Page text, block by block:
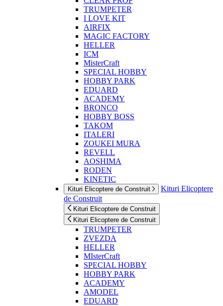
TRUMPETER
I LOVE KIT
AIRFIX
MAGIC FACTORY
HELLER
ICM
MisterCraft
SPECIAL HOBBY
HOBBY PARK
EDUARD
ACADEMY
BRONCO
HOBBY BOSS
TAKOM
ITALERI
ZOUKEI MURA
REVELL
AOSHIMA
RODEN
KINETIC
Kituri Elicoptere de Construit
Kituri Elicoptere
de Construit
Kituri Elicoptere de Construit
Kituri Elicoptere de Construit
TRUMPETER
ZVEZDA
HELLER
MIsterCraft
SPECIAL HOBBY
HOBBY PARK
ACADEMY
AMODEL
EDUARD